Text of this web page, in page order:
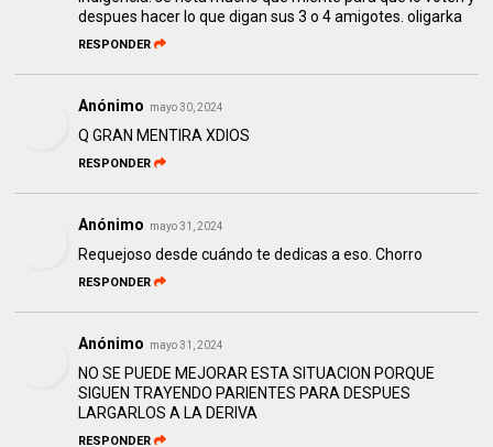
despues hacer lo que digan sus 3 o 4 amigotes. oligarka
RESPONDER
Anónimo mayo 30, 2024
Q GRAN MENTIRA XDIOS
RESPONDER
Anónimo mayo 31, 2024
Requejoso desde cuándo te dedicas a eso. Chorro
RESPONDER
Anónimo mayo 31, 2024
NO SE PUEDE MEJORAR ESTA SITUACION PORQUE
SIGUEN TRAYENDO PARIENTES PARA DESPUES
LARGARLOS A LA DERIVA
RESPONDER